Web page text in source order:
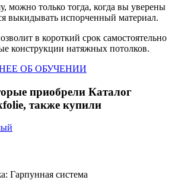
можно только тогда, когда вы уверены
выкидывать испорченный материал.
в короткий срок самостоятельно
конструкции натяжных потолков.
ОБ ОБУЧЕНИИ
приобрели Каталог
также купили
Гарпунная система